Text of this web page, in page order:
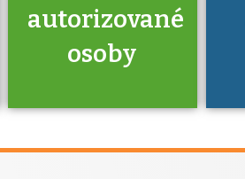
autorizované
osoby